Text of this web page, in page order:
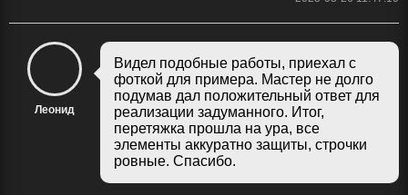
Леонид
Видел подобные работы, приехал с
фоткой для примера. Мастер не долго
подумав дал положительный ответ для
реализации задуманного. Итог,
перетяжка прошла на ура, все
элементы аккуратно защиты, строчки
ровные. Спасибо.